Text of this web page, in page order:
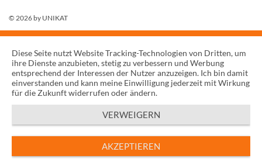
© 2026 by UNIKAT
Diese Seite nutzt Website Tracking-Technologien von Dritten, um
ihre Dienste anzubieten, stetig zu verbessern und Werbung
entsprechend der Interessen der Nutzer anzuzeigen. Ich bin damit
einverstanden und kann meine Einwilligung jederzeit mit Wirkung
für die Zukunft widerrufen oder ändern.
VERWEIGERN
AKZEPTIEREN